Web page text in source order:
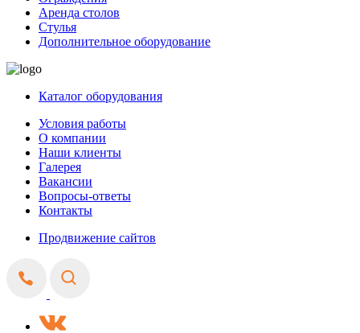
Аренда столов
Стулья
Дополнительное оборудование
Каталог оборудования
Условия работы
О компании
Наши клиенты
Галерея
Вакансии
Вопросы-ответы
Контакты
Продвижение сайтов